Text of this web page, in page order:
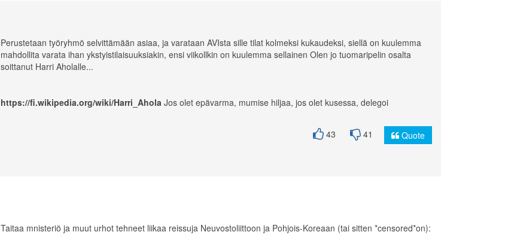
Perustetaan työryhmö selvittämään asiaa, ja varataan AVIsta sille tilat kolmeksi kukaudeksi, siellä on kuulemma
mahdollita varata ihan ykstyistilaisuuksiakin, ensi viikollkin on kuulemma sellainen Olen jo tuomaripelin osalta
soittanut Harri Aholalle...
https://fi.wikipedia.org/wiki/Harri_Ahola Jos olet epävarma, mumise hiljaa, jos olet kusessa, delegoi
43 41 Quote
Taitaa mnisteriö ja muut urhot tehneet liikaa reissuja Neuvostoliittoon ja Pohjois-Koreaan (tai sitten *censored*on):